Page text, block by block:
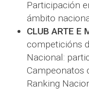
Participación
ámbito
CLUB ARTE E
competicións
Nacional:
Campeonatos
Ranking